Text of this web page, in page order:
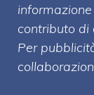
contributo di
Per